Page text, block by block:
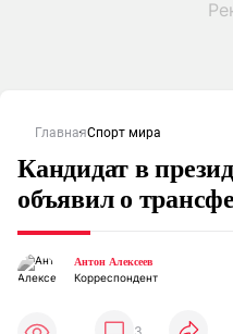
ГлавнаяСпорт мира
Кандидат в
объявил о
Антон Алексеев
Корреспондент